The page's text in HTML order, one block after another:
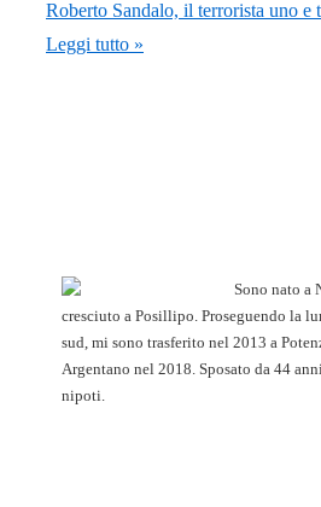
Roberto Sandalo, il terrorista uno e
Leggi tutto »
Sono nato a
cresciuto a Posillipo. Proseguendo la
sud, mi sono trasferito nel 2013 a
Argentano nel 2018. Sposato da 44
nipoti.